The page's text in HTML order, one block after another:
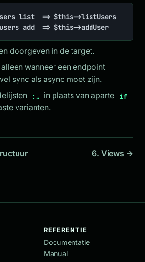
list  => $this->listUsers
add  => $this->addUser
doorgeven in de target.
alleen wanneer een endpoint
sync als async moet zijn.
:… in plaats van aparte if
varianten.
6. Views →
REFERENTIE
Documentatie
Manual